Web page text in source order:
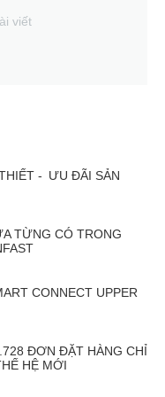
viết
- ƯU ĐÃI SẢN
TỪNG CÓ TRONG
CONNECT UPPER
ĐƠN ĐẶT HÀNG CHỈ
HỆ MỚI